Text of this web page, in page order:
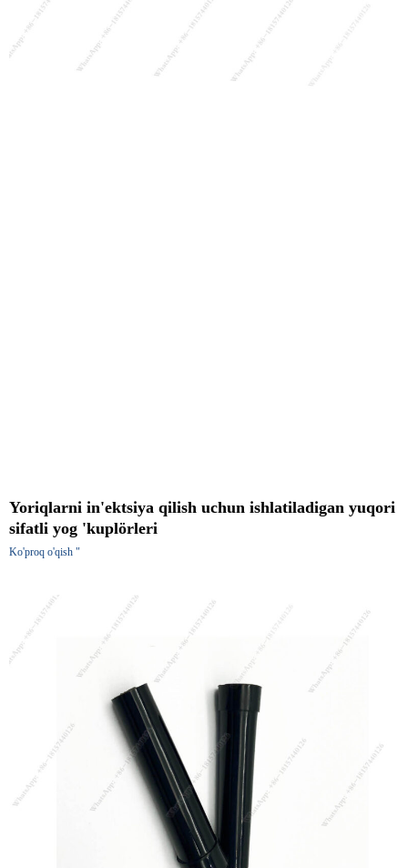
Yoriqlarni in'ektsiya qilish uchun ishlatiladigan yuqori
sifatli yog 'kuplörleri
Ko'proq o'qish "